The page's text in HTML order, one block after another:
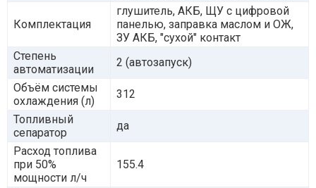
Комплектация
глушитель, АКБ, ЩУ с цифровой
панелью, заправка маслом и ОЖ,
ЗУ АКБ, "сухой" контакт
Степень
автоматизации
2 (автозапуск)
Объём системы
охлаждения (л)
312
Топливный
сепаратор
да
Расход топлива
при 50%
мощности л/ч
155.4